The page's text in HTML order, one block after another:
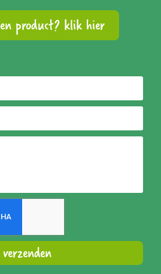
product? klik hier
verzenden